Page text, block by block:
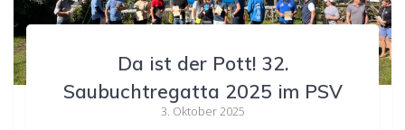
Da ist der Pott! 32.
Saubuchtregatta 2025 im PSV
3. Oktober 2025